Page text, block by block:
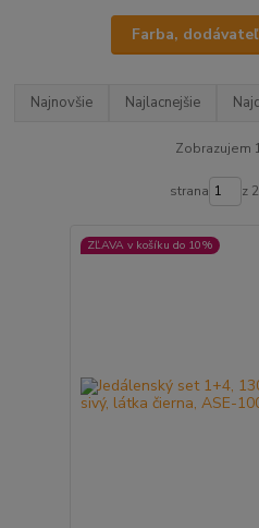
Farba,
Najnovšie Najlacnejšie
Zobrazujem
strana z 2
ZĽAVA v košíku do 10%